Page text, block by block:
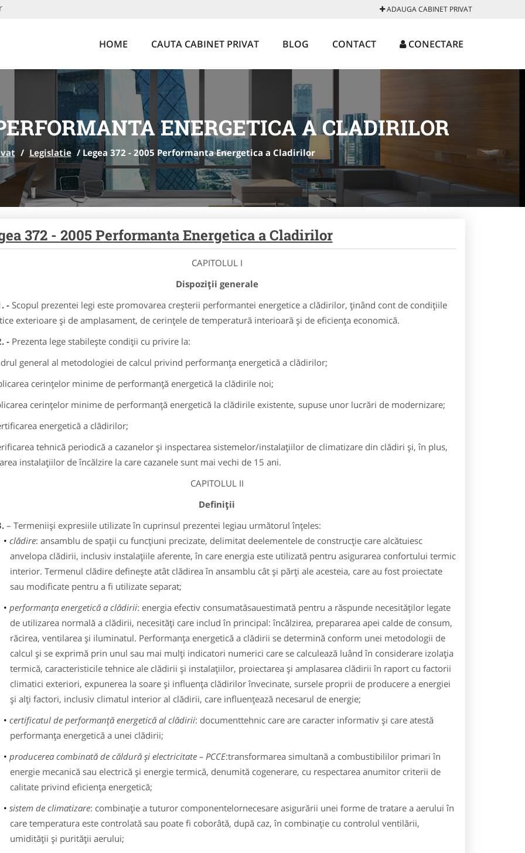
ADAUGA CABINET PRIVAT
HOME CAUTA CABINET PRIVAT BLOG CONTACT CONECTARE
ENERGETICA A CLADIRILOR
/ Legislatie / Legea 372 - 2005 Performanta Energetica a Cladirilor
372 - 2005 Performanta Energetica a Cladirilor
CAPITOLUL I
Dispoziţii generale
- Scopul prezentei legi este promovarea creşterii performantei energetice a clădirilor, ţinând cont de condiţiile
exterioare şi de amplasament, de cerinţele de temperatură interioară şi de eficienţa economică.
- Prezenta lege stabileşte condiţii cu privire la:
general al metodologiei de calcul privind performanţa energetică a clădirilor;
cerinţelor minime de performanţă energetică la clădirile noi;
cerinţelor minime de performanţă energetică la clădirile existente, supuse unor lucrări de modernizare;
energetică a clădirilor;
tehnică periodică a cazanelor şi inspectarea sistemelor/instalaţiilor de climatizare din clădiri şi, în plus,
instalaţiilor de încălzire la care cazanele sunt mai vechi de 15 ani.
CAPITOLUL II
Definiţii
– Termeniişi expresiile utilizate în cuprinsul prezentei legiau următorul înţeles:
clădire: ansamblu de spaţii cu funcţiuni precizate, delimitat deelementele de construcţie care alcătuiesc
anvelopa clădirii, inclusiv instalaţiile aferente, în care energia este utilizată pentru asigurarea confortului termic
interior. Termenul clădire defineşte atât clădirea în ansamblu cât şi părţi ale acesteia, care au fost proiectate
sau modificate pentru a fi utilizate separat;
performanţa energetică a clădirii: energia efectiv consumatăsauestimată pentru a răspunde necesităţilor legate
de utilizarea normală a clădirii, necesităţi care includ în principal: încălzirea, prepararea apei calde de consum,
răcirea, ventilarea şi iluminatul. Performanţa energetică a clădirii se determină conform unei metodologii de
calcul şi se exprimă prin unul sau mai mulţi indicatori numerici care se calculează luând în considerare izolaţia
termică, caracteristicile tehnice ale clădirii şi instalaţiilor, proiectarea şi amplasarea clădirii în raport cu factorii
climatici exteriori, expunerea la soare şi influenţa clădirilor învecinate, sursele proprii de producere a energiei
şi alţi factori, inclusiv climatul interior al clădirii, care influenţează necesarul de energie;
certificatul de performanţă energetică al clădirii: documenttehnic care are caracter informativ şi care atestă
performanţa energetică a unei clădirii;
producerea combinată de căldură şi electricitate – PCCE:transformarea simultană a combustibililor primari în
energie mecanică sau electrică şi energie termică, denumită cogenerare, cu respectarea anumitor criterii de
calitate privind eficienţa energetică;
sistem de climatizare: combinaţie a tuturor componentelornecesare asigurării unei forme de tratare a aerului în
care temperatura este controlată sau poate fi coborâtă, după caz, în combinaţie cu controlul ventilării,
umidităţii şi purităţii aerului;